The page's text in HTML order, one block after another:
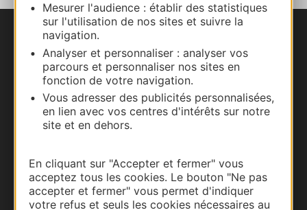
Mesurer l'audience : établir des statistiques
sur l'utilisation de nos sites et suivre la
navigation.
Analyser et personnaliser : analyser vos
parcours et personnaliser nos sites en
fonction de votre navigation.
Vous adresser des publicités personnalisées,
en lien avec vos centres d'intérêts sur notre
site et en dehors.
En cliquant sur "Accepter et fermer" vous
acceptez tous les cookies. Le bouton "Ne pas
accepter et fermer" vous permet d'indiquer
votre refus et seuls les cookies nécessaires au
Nous contacter
Carte interactive
Documentation